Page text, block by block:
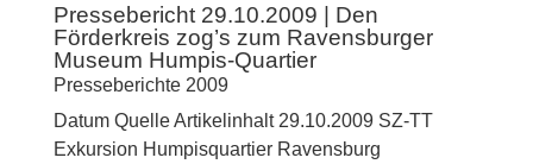
Pressebericht 29.10.2009 | Den
Förderkreis zog’s zum Ravensburger
Museum Humpis-Quartier
Presseberichte 2009
Datum Quelle Artikelinhalt 29.10.2009 SZ-TT
Exkursion Humpisquartier Ravensburg